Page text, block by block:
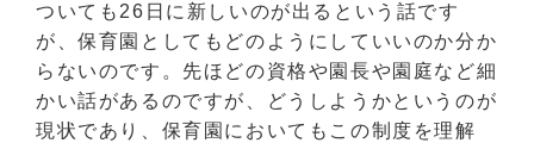
ついても26日に新しいのが出るという話です
が、保育園としてもどのようにしていいのか分か
らないのです。先ほどの資格や園長や園庭など細
かい話があるのですが、どうしようかというのが
現状であり、保育園においてもこの制度を理解